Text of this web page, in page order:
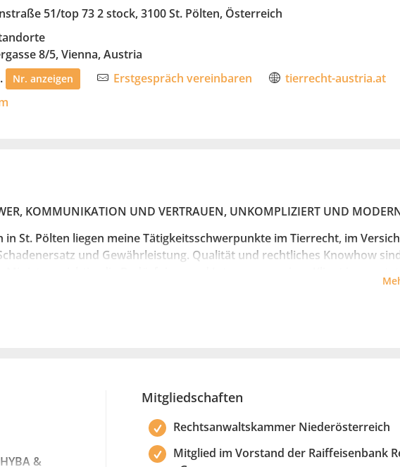
51/top 73 2 stock, 3100 St. Pölten, Österreich
8/5, Vienna, Austria
Nr. anzeigen Erstgespräch vereinbaren
tierrecht-austria.at
KOMMUNIKATION UND VERTRAUEN, UNKOMPLIZIERT UND
in St. Pölten liegen meine Tätigkeitsschwerpunkte im Tierrecht, im
und Gewährleistung. Qualität und rechtliches Knowhow
und Lösungen zu finden, mit denen sie nachhaltig zufrieden sind.
&
Mitgliedschaften
Rechtsanwaltskammer Niederösterreich
Mitglied im Vorstand der Raiffeisenbank